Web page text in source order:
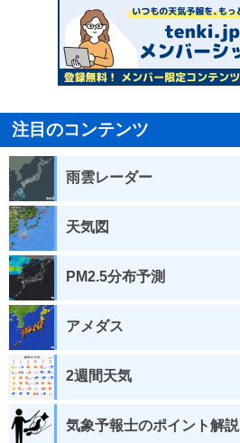
注目のコンテンツ
雨雲レーダー
天気図
PM2.5分布予測
アメダス
2週間天気
気象予報士のポイント解説